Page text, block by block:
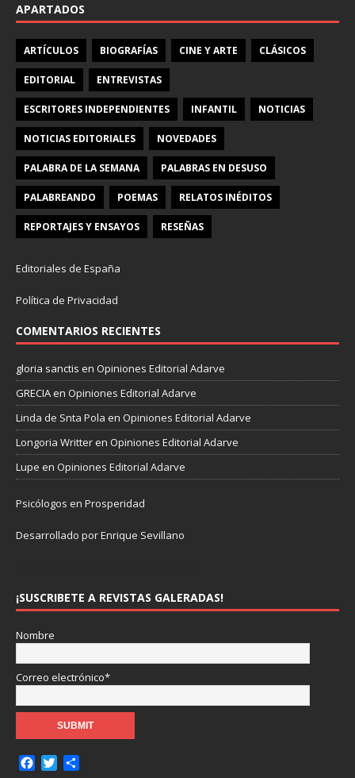
APARTADOS
ARTÍCULOS BIOGRAFÍAS CINE Y ARTE CLÁSICOS
EDITORIAL ENTREVISTAS
ESCRITORES INDEPENDIENTES INFANTIL NOTICIAS
NOTICIAS EDITORIALES NOVEDADES
PALABRA DE LA SEMANA PALABRAS EN DESUSO
PALABREANDO POEMAS RELATOS INÉDITOS
REPORTAJES Y ENSAYOS RESEÑAS
Editoriales de España
Política de Privacidad
COMENTARIOS RECIENTES
gloria sanctis en Opiniones Editorial Adarve
GRECIAen Opiniones Editorial Adarve
Linda de Snta Pola en Opiniones Editorial Adarve
Longoria Writteren Opiniones Editorial Adarve
Lupe en Opiniones Editorial Adarve
Psicólogos en Prosperidad
Desarrollado por Enrique Sevillano
¡SUSCRIBETE A REVISTAS GALERADAS!
Nombre
Correo electrónico*